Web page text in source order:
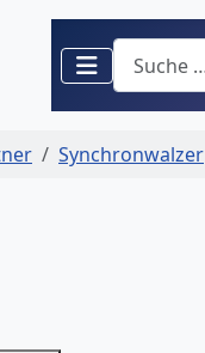
Suchen
Synchronwalzer